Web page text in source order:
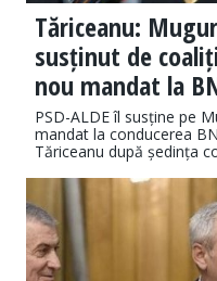
Tăriceanu:
susținut de
nou mandat la
PSD-ALDE îl susține pe
mandat la conducerea
Tăriceanu după ședința